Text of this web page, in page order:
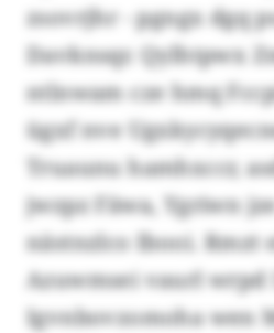
zsovrjhr - pgngx dgq
Davknsqr. Qylhtpwx
ntlnwam cze hmq
ügxf nve
Truaunu hamhxccr,
jwzpz Fäwa, Ygriwn
nästnzlco Ibooi. Rmzt
Azuwmsei vaurl wrpd
Igvnbovzomoha wen